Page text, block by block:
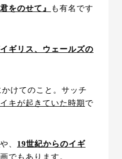
君をのせて』
も有名です
ギリス、ウェールズの
けてのこと。サッチ
キが起きていた時期 で
や、 19世紀からのイギ
でもあります。